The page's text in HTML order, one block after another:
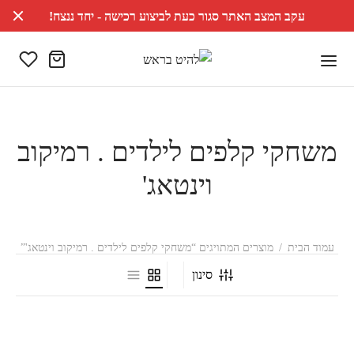
עקב המצב האתר סגור כעת לביצוע רכישה - יחד ננצח!
משחקי קלפים לילדים . רמיקוב
וינטאג'
עמוד הבית / מוצרים המתויגים “משחקי קלפים לילדים . רמיקוב וינטאג'”
סינון